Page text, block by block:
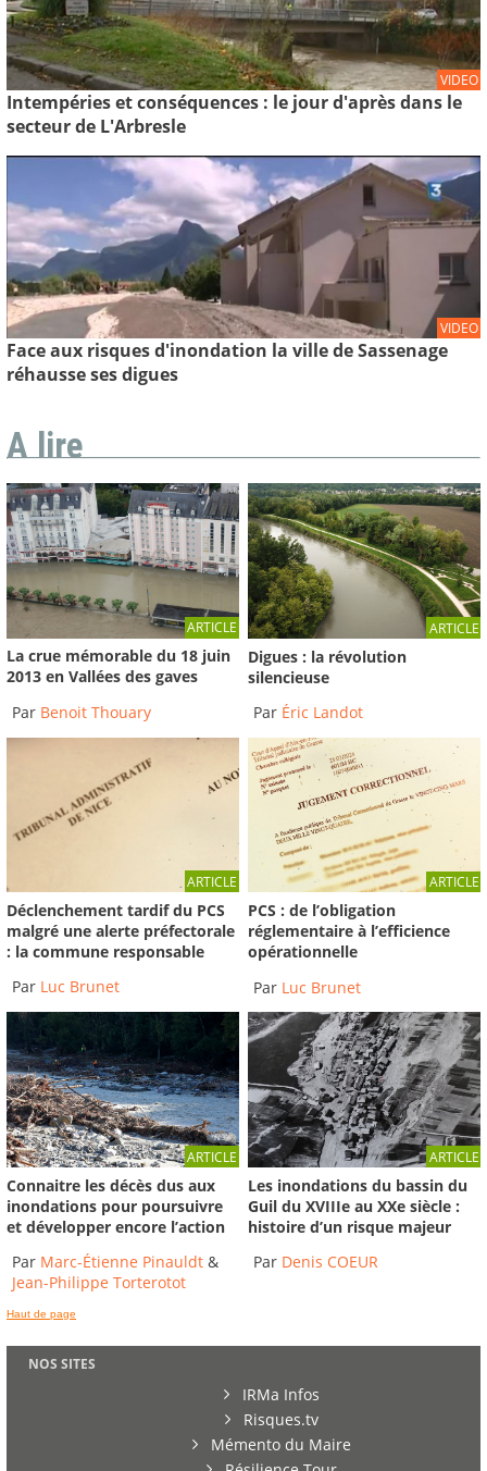
VIDEO
Intempéries et conséquences : le jour d'après dans le
secteur de L'Arbresle
VIDEO
Face aux risques d'inondation la ville de Sassenage
réhausse ses digues
A lire
ARTICLE
La crue mémorable du 18 juin
2013 en Vallées des gaves
Par Benoit Thouary
ARTICLE
Digues : la révolution
silencieuse
Par Éric Landot
ARTICLE
Déclenchement tardif du PCS
malgré une alerte préfectorale
: la commune responsable
Par Luc Brunet
ARTICLE
PCS : de l’obligation
réglementaire à l’efficience
opérationnelle
Par Luc Brunet
ARTICLE
Connaitre les décès dus aux
inondations pour poursuivre
et développer encore l’action
Par Marc-Étienne Pinauldt &
Jean-Philippe Torterotot
ARTICLE
Les inondations du bassin du
Guil du XVIIIe au XXe siècle :
histoire d’un risque majeur
Par Denis COEUR
Haut de page
NOS SITES
IRMa Infos
Risques.tv
Mémento du Maire